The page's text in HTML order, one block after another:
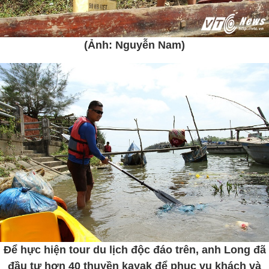
(Ảnh: Nguyễn Nam)
Để hực hiện tour du lịch độc đáo trên, anh Long đã
đầu tư hơn 40 thuyền kayak để phục vụ khách và